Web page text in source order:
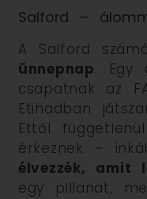
Salford –
A Salford
ünnepnap. Egy
csapatnak az
Etihadban
Ettől
érkeznek –
élvezzék, amit
egy pillanat,